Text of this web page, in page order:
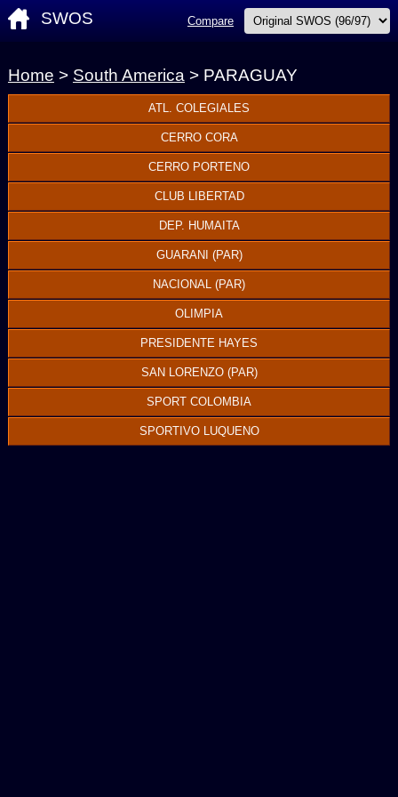
SWOS Compare
Home > South America > PARAGUAY
ATL. COLEGIALES
CERRO CORA
CERRO PORTENO
CLUB LIBERTAD
DEP. HUMAITA
GUARANI (PAR)
NACIONAL (PAR)
OLIMPIA
PRESIDENTE HAYES
SAN LORENZO (PAR)
SPORT COLOMBIA
SPORTIVO LUQUENO